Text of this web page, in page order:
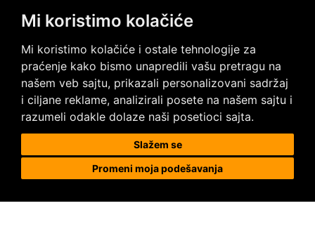
Mi koristimo kolačiće
Mi koristimo kolačiće i ostale tehnologije za
praćenje kako bismo unapredili vašu pretragu na
našem veb sajtu, prikazali personalizovani sadržaj
i ciljane reklame, analizirali posete na našem sajtu i
razumeli odakle dolaze naši posetioci sajta.
Slažem se
Promeni moja podešavanja
Posetite nas na društvenim mrežama
Prodaja i ugradnja podnih obloga
Megapod d.o.o.